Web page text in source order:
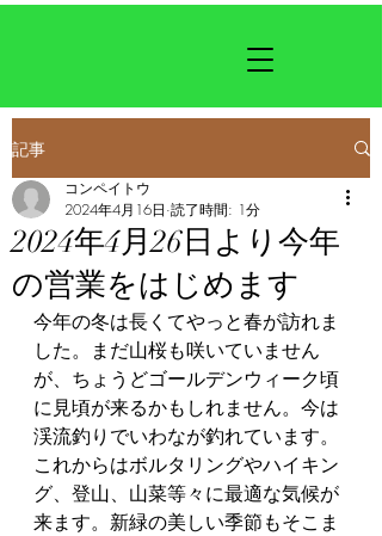
記事
2024年4月26日より今年
の営業をはじめます
コンペイトウ
2024年4月16日 読了時間: 1分
今年の冬は長くてやっと春が訪れま
した。まだ山桜も咲いていません
が、ちょうどゴールデンウィーク頃
に見頃が来るかもしれません。今は
渓流釣りでいわなが釣れています。
これからはボルタリングやハイキン
グ、登山、山菜等々に最適な気候が
来ます。新緑の美しい季節もそこま